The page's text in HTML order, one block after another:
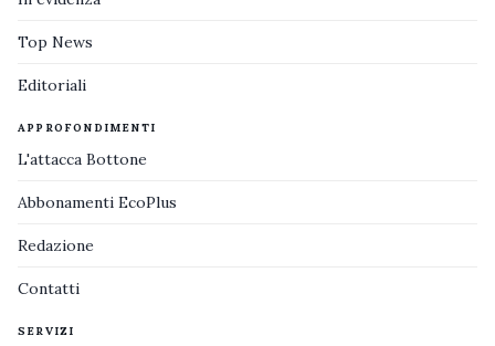
Top News
Editoriali
APPROFONDIMENTI
L'attacca Bottone
Abbonamenti EcoPlus
Redazione
Contatti
SERVIZI